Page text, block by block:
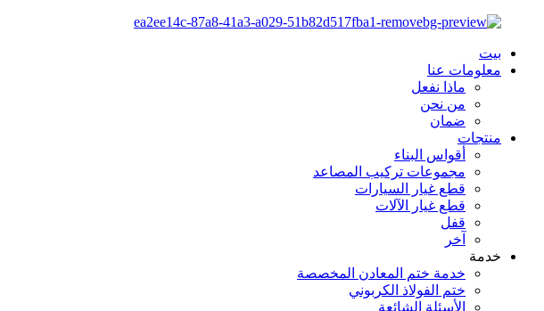
بيت
معلومات عنا
ماذا نفعل
من نحن
ضمان
منتجات
أقواس البناء
مجموعات تركيب المصاعد
قطع غيار السيارات
قطع غيار الآلات
قفل
آخر
خدمة
خدمة ختم المعادن المخصصة
ختم الفولاذ الكربوني
الأسئلة الشائعة